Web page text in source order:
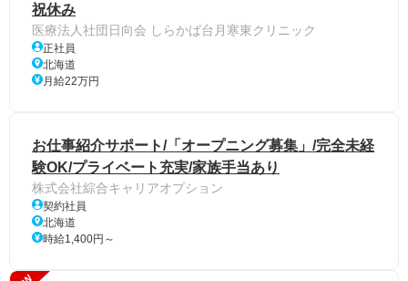
祝休み
医療法人社団日向会 しらかば台月寒東クリニック
正社員
北海道
月給22万円
お仕事紹介サポート/「オープニング募集」/完全未経
験OK/プライベート充実/家族手当あり
株式会社綜合キャリアオプション
契約社員
北海道
時給1,400円～